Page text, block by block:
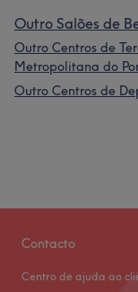
Outro Salões de
Outro Centros de
Metropolitana do
Outro Centros de
Contacto
Centro de ajuda ao